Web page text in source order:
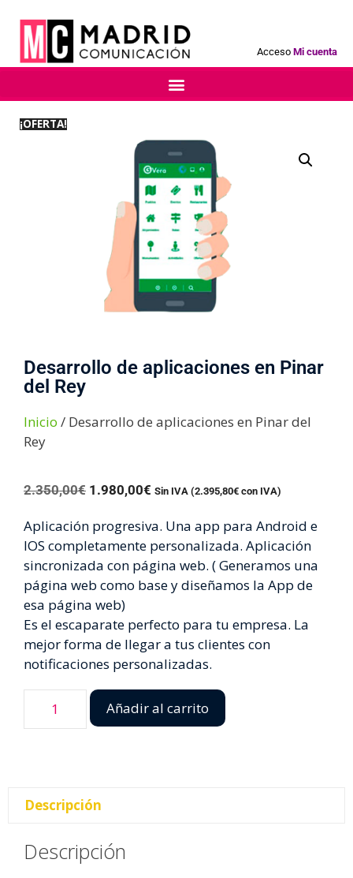
Acceso Mi cuenta
¡OFERTA!
Desarrollo de aplicaciones en Pinar
del Rey
Inicio / Desarrollo de aplicaciones en Pinar del
Rey
2.350,00€ 1.980,00€ Sin IVA (2.395,80€ con IVA)
Aplicación progresiva. Una app para Android e
IOS completamente personalizada. Aplicación
sincronizada con página web. ( Generamos una
página web como base y diseñamos la App de
esa página web)
Es el escaparate perfecto para tu empresa. La
mejor forma de llegar a tus clientes con
notificaciones personalizadas.
Añadir al carrito
Descripción
Descripción